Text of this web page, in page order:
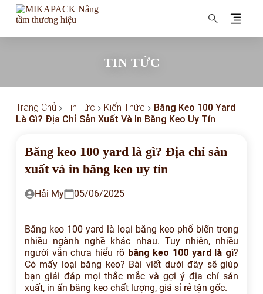
MIKAPACK Nâng tầm thương hiệu
TIN TỨC
Trang Chủ Tin Tức Kiến Thức
Băng Keo 100 Yard
Là Gì? Địa Chỉ Sản Xuất Và In Băng Keo Uy Tín
Băng keo 100 yard là gì? Địa chỉ sản
xuất và in băng keo uy tín
Hải My 05/06/2025
Băng keo 100 yard là loại băng keo phổ biến trong
nhiều ngành nghề khác nhau. Tuy nhiên, nhiều
người vẫn chưa hiểu rõ băng keo 100 yard là gì?
Có mấy loại băng keo? Bài viết dưới đây sẽ giúp
bạn giải đáp mọi thắc mắc và gợi ý địa chỉ sản
xuất, in ấn băng keo chất lượng, giá sỉ rẻ tận gốc.